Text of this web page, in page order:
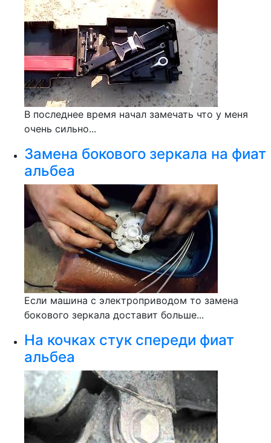
В последнее время начал замечать что у меня
очень сильно...
Замена бокового зеркала на фиат
альбеа
Если машина с электроприводом то замена
бокового зеркала доставит больше...
На кочках стук спереди фиат
альбеа